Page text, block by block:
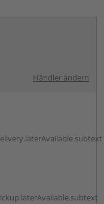
Händler ändern